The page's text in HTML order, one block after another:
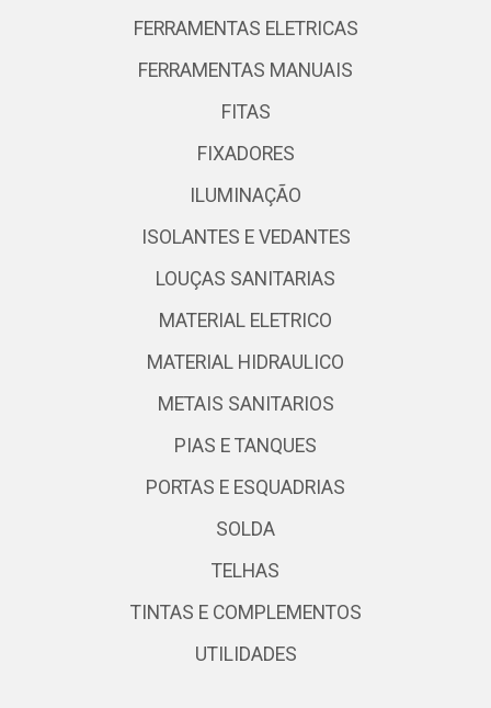
FERRAMENTAS ELETRICAS
FERRAMENTAS MANUAIS
FITAS
FIXADORES
ILUMINAÇÃO
ISOLANTES E VEDANTES
LOUÇAS SANITARIAS
MATERIAL ELETRICO
MATERIAL HIDRAULICO
METAIS SANITARIOS
PIAS E TANQUES
PORTAS E ESQUADRIAS
SOLDA
TELHAS
TINTAS E COMPLEMENTOS
UTILIDADES